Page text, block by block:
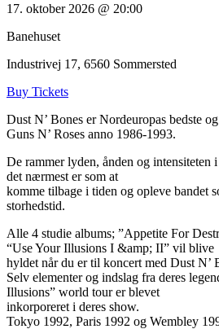
17. oktober 2026 @ 20:00
Banehuset
Industrivej 17, 6560 Sommersted
Buy Tickets
Dust N’ Bones er Nordeuropas bedste
Guns N’ Roses anno 1986-1993.
De rammer lyden, ånden og intensiteten
det nærmest er som at
komme tilbage i tiden og opleve bandet
storhedstid.
Alle 4 studie albums; ”Appetite For
“Use Your Illusions I &amp; II” vil blive
hyldet når du er til koncert med Dust N’
Selv elementer og indslag fra deres
Illusions” world tour er blevet
inkorporeret i deres show.
Tokyo 1992, Paris 1992 og Wembley